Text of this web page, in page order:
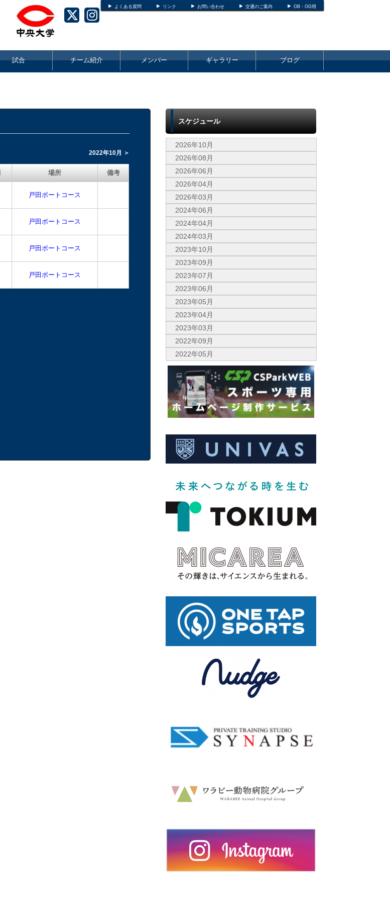
よくある質問 リンク お問い合わせ 交通のご案内 OB・OG用
試合 チーム紹介 メンバー ギャラリー ブログ
2022年10月 ＞
場所 備考
戸田ボートコース
戸田ボートコース
戸田ボートコース
戸田ボートコース
スケジュール
2026年10月
2026年08月
2026年06月
2026年04月
2026年03月
2024年06月
2024年04月
2024年03月
2023年10月
2023年09月
2023年07月
2023年06月
2023年05月
2023年04月
2023年03月
2022年09月
2022年05月